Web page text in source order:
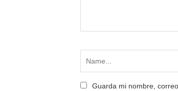
Guarda mi nombre,